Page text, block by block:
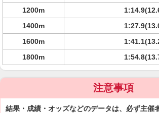
1200m
1400m
1600m
1800m
注意事項
結果・成績・オッズなどのデータは、必ず主催